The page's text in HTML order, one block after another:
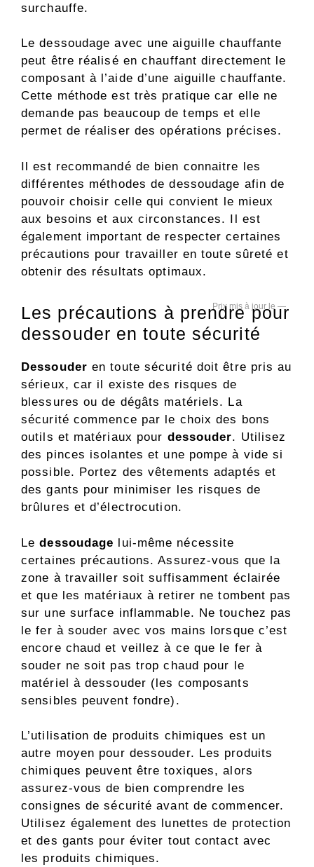
surchauffe.
Le dessoudage avec une aiguille chauffante
peut être réalisé en chauffant directement le
composant à l’aide d’une aiguille chauffante.
Cette méthode est très pratique car elle ne
demande pas beaucoup de temps et elle
permet de réaliser des opérations précises.
Il est recommandé de bien connaitre les
différentes méthodes de dessoudage afin de
pouvoir choisir celle qui convient le mieux
aux besoins et aux circonstances. Il est
également important de respecter certaines
précautions pour travailler en toute sûreté et
obtenir des résultats optimaux.
—
Les précautions à prendre pour
dessouder en toute sécurité
Dessouder en toute sécurité doit être pris au
sérieux, car il existe des risques de
blessures ou de dégâts matériels. La
sécurité commence par le choix des bons
outils et matériaux pour dessouder. Utilisez
des pinces isolantes et une pompe à vide si
possible. Portez des vêtements adaptés et
des gants pour minimiser les risques de
brûlures et d’électrocution.
Ledessoudage lui-même nécessite
certaines précautions. Assurez-vous que la
zone à travailler soit suffisamment éclairée
et que les matériaux à retirer ne tombent pas
sur une surface inflammable. Ne touchez pas
le fer à souder avec vos mains lorsque c’est
encore chaud et veillez à ce que le fer à
souder ne soit pas trop chaud pour le
matériel à dessouder (les composants
sensibles peuvent fondre).
L’utilisation de produits chimiques est un
autre moyen pour dessouder. Les produits
chimiques peuvent être toxiques, alors
assurez-vous de bien comprendre les
consignes de sécurité avant de commencer.
Utilisez également des lunettes de protection
et des gants pour éviter tout contact avec
les produits chimiques.